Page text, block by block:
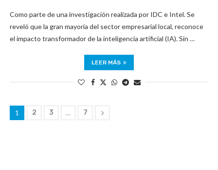
Como parte de una investigación realizada por IDC e Intel. Se
reveló que la gran mayoría del sector empresarial local, reconoce
el impacto transformador de la inteligencia artificial (IA). Sin …
LEER MÁS
1 2 3 … 7